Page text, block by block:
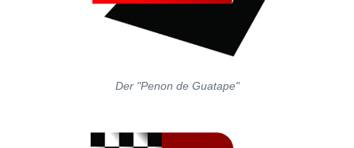
Der "Penon de Guatape"